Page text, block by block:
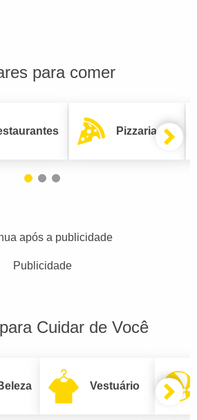
para comer
Pizzarias
após a publicidade
Publicidade
Cuidar de Você
Vestuário